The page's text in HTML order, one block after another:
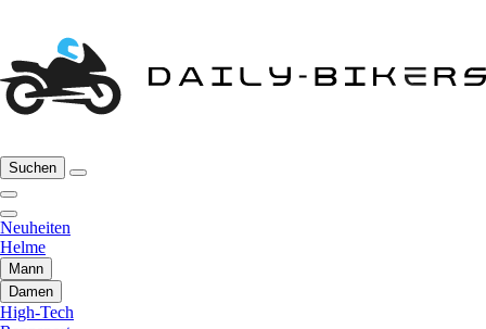
Suchen
Neuheiten
Helme
Mann
Damen
High-Tech